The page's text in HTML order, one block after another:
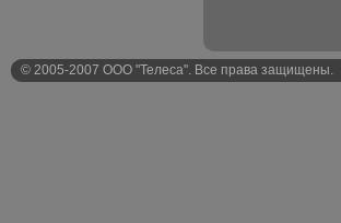
© 2005-2007 ООО "Телеса". Все права защищены.